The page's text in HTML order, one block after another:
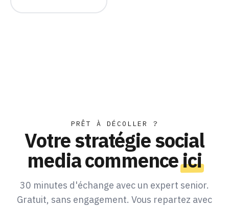
PRÊT À DÉCOLLER ?
Votre stratégie social
media commenceici
30 minutes d'échange avec un expert senior.
Gratuit, sans engagement. Vous repartez avec